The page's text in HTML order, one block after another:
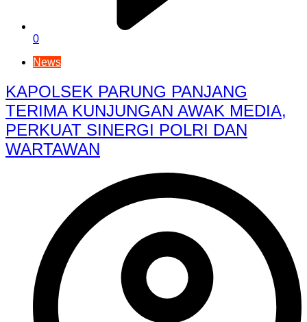
0
News
KAPOLSEK PARUNG PANJANG
TERIMA KUNJUNGAN AWAK MEDIA,
PERKUAT SINERGI POLRI DAN
WARTAWAN